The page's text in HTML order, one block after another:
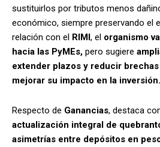
sustituirlos por tributos menos
económico, siempre preservando el
relación con el RIMI, el organismo
hacia las PyMEs, pero sugiere
extender plazos y reducir brechas
mejorar su impacto en la inversión.
Respecto de Ganancias, destaca
actualización integral de
asimetrías entre depósitos en